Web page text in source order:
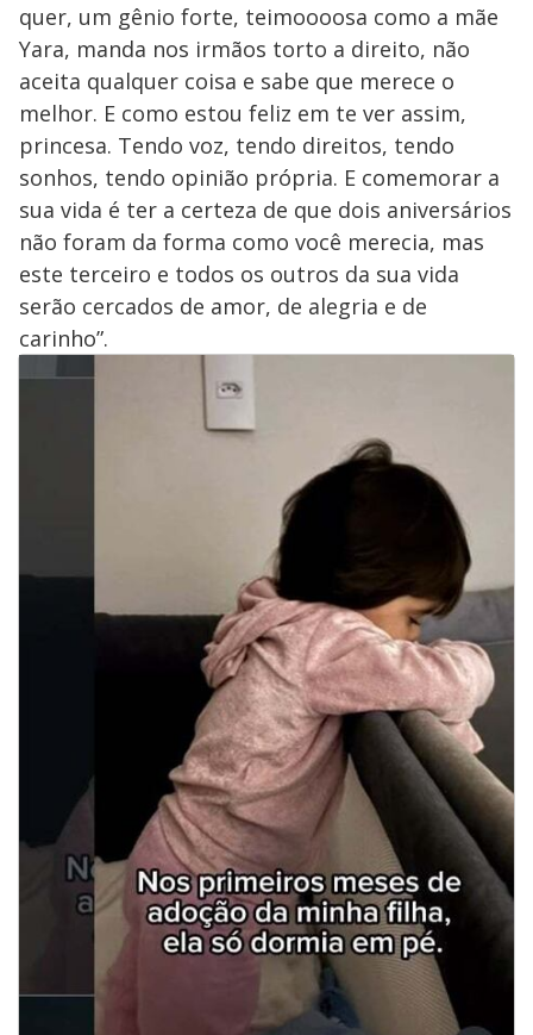
quer, um gênio forte, teimoooosa como a mãe
Yara, manda nos irmãos torto a direito, não
aceita qualquer coisa e sabe que merece o
melhor. E como estou feliz em te ver assim,
princesa. Tendo voz, tendo direitos, tendo
sonhos, tendo opinião própria. E comemorar a
sua vida é ter a certeza de que dois aniversários
não foram da forma como você merecia, mas
este terceiro e todos os outros da sua vida
serão cercados de amor, de alegria e de
carinho”.